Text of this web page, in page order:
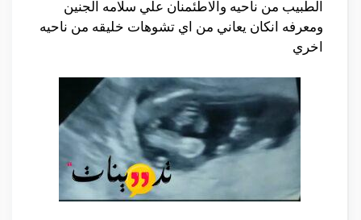
الطبيب من ناحيه والاطئمنان علي سلامه الجنين
ومعرفه انكان يعاني من اي تشوهات خليقه من ناحيه
اخري